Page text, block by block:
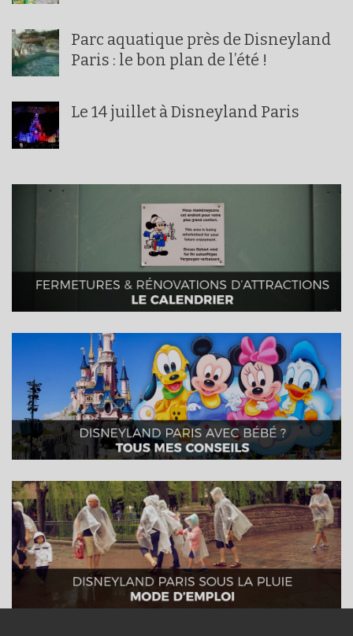
Parc aquatique près de Disneyland
Paris : le bon plan de l’été !
Le 14 juillet à Disneyland Paris